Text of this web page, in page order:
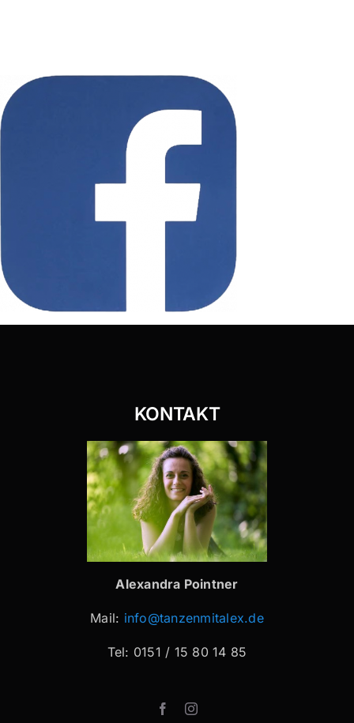
KONTAKT
Alexandra Pointner
Mail: info@tanzenmitalex.de
Tel: 0151 / 15 80 14 85